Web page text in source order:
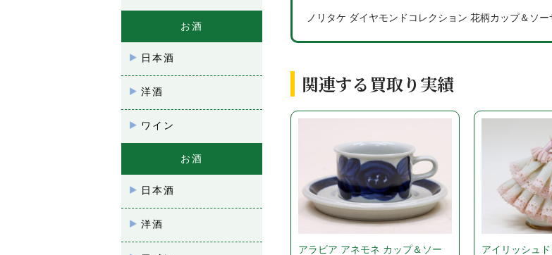
ノリタケ ダイヤモンドコレクション 花柄カップ＆ソ
関連する買取り実績
アラビア アネモネ カップ＆ソー
アイリッシュ
お酒
日本酒
洋酒
ワイン
お酒
日本酒
洋酒